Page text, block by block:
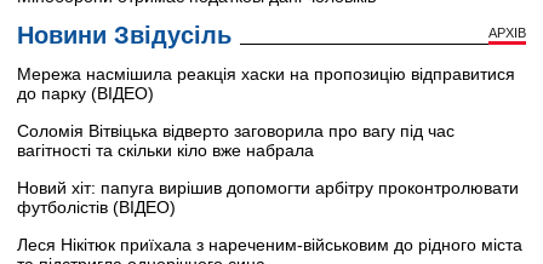
Новини Звідусіль АРХІВ
Мережа насмішила реакція хаски на пропозицію відправитися
до парку (ВІДЕО)
Соломія Вітвіцька відверто заговорила про вагу під час
вагітності та скільки кіло вже набрала
Новий хіт: папуга вирішив допомогти арбітру проконтролювати
футболістів (ВІДЕО)
Леся Нікітюк приїхала з нареченим-військовим до рідного міста